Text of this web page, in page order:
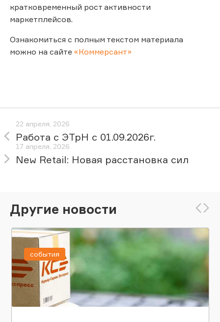
кратковременный рост активности
маркетплейсов.
Ознакомиться с полным текстом материала
можно на сайте «Коммерсант»
22 апреля, 2026
Работа с ЭТрН с 01.09.2026г.
17 апреля, 2026
New Retail: Новая расстановка сил
Другие новости
события